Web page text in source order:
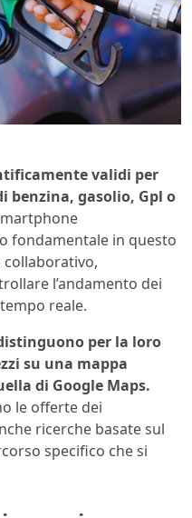
validi per
gasolio, Gpl o
fondamentale in questo
l’andamento dei
reale.
per la loro
su una mappa
di Google Maps.
le offerte dei
ricerche basate sul
specifico che si